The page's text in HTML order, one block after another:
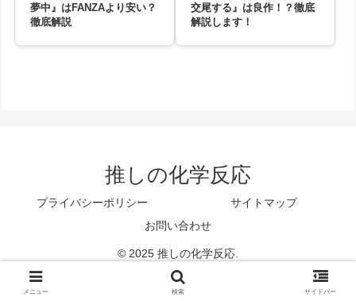
夢中』はFANZAより安い？
徹底解説
交尾する』は良作！？徹底
解説します！
推しの化学反応
プライバシーポリシー
サイトマップ
お問い合わせ
© 2025 推しの化学反応.
メニュー 検索 サイドバー